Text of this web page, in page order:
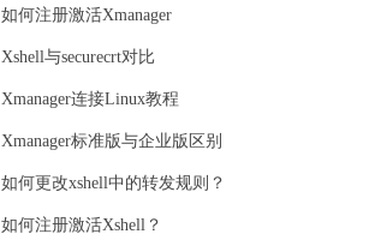
如何注册激活Xmanager
Xshell与securecrt对比
Xmanager连接Linux教程
Xmanager标准版与企业版区别
如何更改xshell中的转发规则？
如何注册激活Xshell？